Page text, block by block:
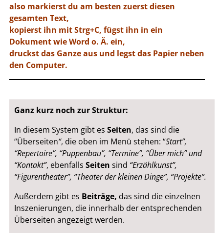
also markierstduam besten zuerst diesen
gesamten Text,
kopierst ihn mit Strg+C, fügst ihn in ein
Dokument wie Word o. Ä. ein,
druckst das Ganze aus und legst das Papier neben
den Computer.
Ganz kurz noch zur Struktur:
In diesem System gibt esSeiten, das sind die
“Überseiten“, die oben im Menü stehen: “Start”,
“Repertoire”, “Puppenbau”, “Termine”, “Über mich” und
“Kontakt”, ebenfallsSeiten sind “Erzählkunst”,
“Figurentheater”, “Theater der kleinen Dinge”, “Projekte”.
Außerdem gibt es Beiträge, das sind die einzelnen
Inszenierungen, die innerhalb der entsprechenden
Überseiten angezeigt werden.